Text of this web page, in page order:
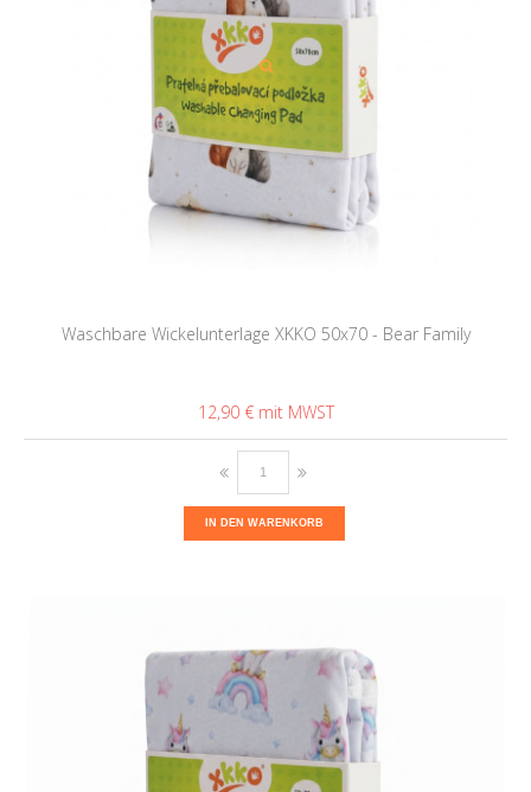
Waschbare Wickelunterlage XKKO 50x70 - Bear Family
12,90 €
IN DEN WARENKORB